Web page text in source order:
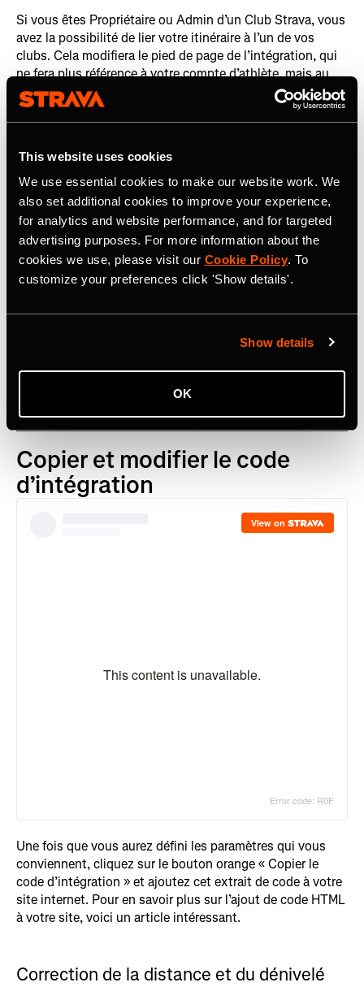
This website uses cookies
We use essential cookies to make our website work. We
also set additional cookies to improve your experience,
for analytics and website performance, and for targeted
advertising purposes. For more information about the
cookies we use, please visit our Cookie Policy. To
customize your preferences click 'Show details'.
Show details
OK
Si vous êtes Propriétaire ou Admin d’un Club Strava, vous
avez la possibilité de lier votre itinéraire à l’un de vos
clubs. Cela modifiera le pied de page de l’intégration, qui
ne fera plus référence à votre compte d’athlète, mais au
club que vous aurez choisi. « Rejoindre le Club Strava »
remplacera le bouton « Voir sur Strava », ce qui vous
permettra de générer du trafic vers la page de votre club !
apparaîtra dans le pied de page de l’intégration.
Copier et modifier le code
d’intégration
Une fois que vous aurez défini les paramètres qui vous
conviennent, cliquez sur le bouton orange « Copier le
code d’intégration » et ajoutez cet extrait de code à votre
site internet. Pour en savoir plus sur l’ajout de code HTML
à votre site, voici un article intéressant.
Correction de la distance et du dénivelé